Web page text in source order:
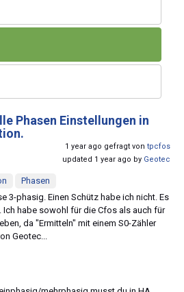
Phasen Einstellungen in
1 year ago gefragt von tpcfos
updated 1 year ago by Geotec
Phasen
3-phasig. Einen Schütz habe ich nicht. Es
Ich habe sowohl für die Cfos als auch für
da "Ermitteln" mit einem S0-Zähler
Geotec...